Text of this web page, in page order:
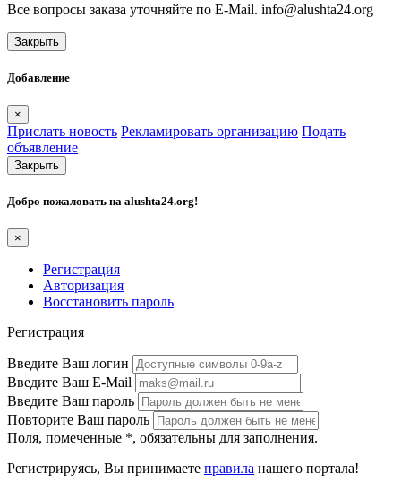
Все вопросы заказа уточняйте по E-Mail. info@alushta24.org
Закрыть
Добавление
×
Прислать новость Рекламировать организацию Подать
объявление
Закрыть
Добро пожаловать на alushta24.org!
×
Регистрация
Авторизация
Восстановить пароль
Регистрация
Введите Ваш логин
Введите Ваш E-Mail
Введите Ваш пароль
Повторите Ваш пароль
Поля, помеченные *, обязательны для заполнения.
Регистрируясь, Вы принимаете правила нашего портала!